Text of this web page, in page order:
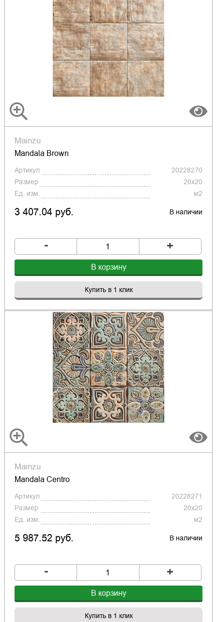
Mainzu
Mandala Brown
Артикул
20228270
Размер
20x20
Ед. изм.
м2
3 407.04 руб. В наличии
- +
В корзину
Купить в 1 клик
Mainzu
Mandala Centro
Артикул
20228271
Размер
20x20
Ед. изм.
м2
5 987.52 руб. В наличии
- +
В корзину
Купить в 1 клик